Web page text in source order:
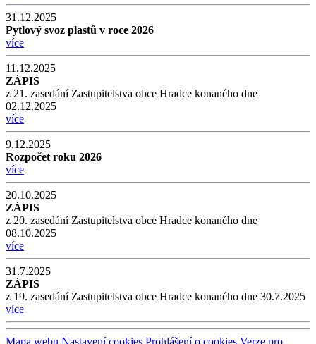
31.12.2025
Pytlový svoz plastů v roce 2026
více
11.12.2025
ZÁPIS
z 21. zasedání Zastupitelstva obce Hradce konaného dne
02.12.2025
více
9.12.2025
Rozpočet roku 2026
více
20.10.2025
ZÁPIS
z 20. zasedání Zastupitelstva obce Hradce konaného dne
08.10.2025
více
31.7.2025
ZÁPIS
z 19. zasedání Zastupitelstva obce Hradce konaného dne 30.7.2025
více